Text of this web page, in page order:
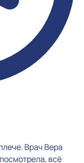
Врач Вера
всё